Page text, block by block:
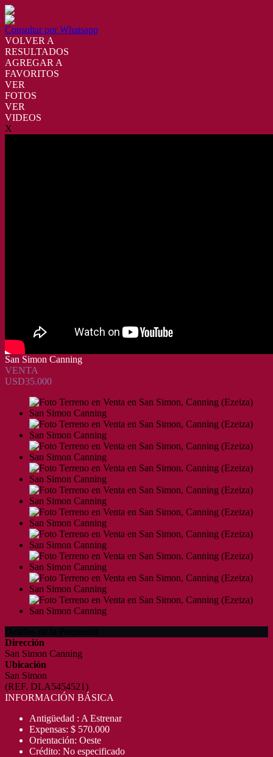
Consultar por Whatsapp
VOLVER A
RESULTADOS
AGREGAR A
FAVORITOS
VER
FOTOS
VER
VIDEOS
X
San Simon Canning
VENTA
USD35.000
Dirección
San Simon Canning
Ubicación
San Simon
(REF. DLA5454521)
INFORMACIÓN BÁSICA
Antigüedad : A Estrenar
Expensas: $ 570.000
Orientación: Oeste
Crédito: No especificado